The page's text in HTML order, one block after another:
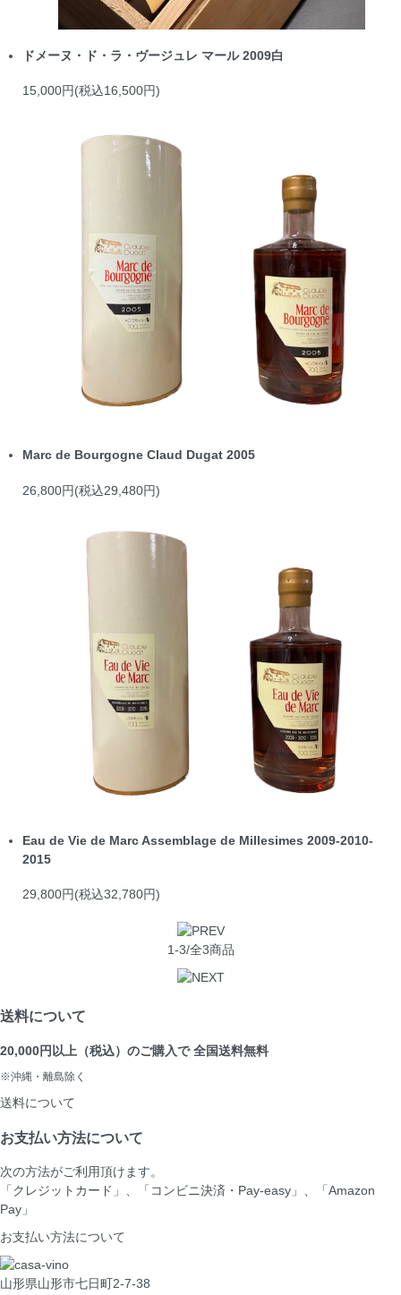
ドメーヌ・ド・ラ・ヴージュレ マール 2009白
15,000円(税込16,500円)
Marc de Bourgogne Claud Dugat 2005
26,800円(税込29,480円)
Eau de Vie de Marc Assemblage de Millesimes 2009-2010-
2015
29,800円(税込32,780円)
1-3/全3商品
送料について
20,000円以上（税込）のご購入で 全国送料無料
※沖縄・離島除く
送料について
お支払い方法について
次の方法がご利用頂けます。
「クレジットカード」、「コンビニ決済・Pay-easy」、「Amazon
Pay」
お支払い方法について
山形県山形市七日町2-7-38